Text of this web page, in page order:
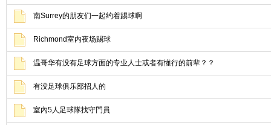
南Surrey的朋友们一起约着踢球啊
Richmond室内夜场踢球
温哥华有没有足球方面的专业人士或者有懂行的前辈？？
有没足球俱乐部招人的
室內5人足球隊找守門員